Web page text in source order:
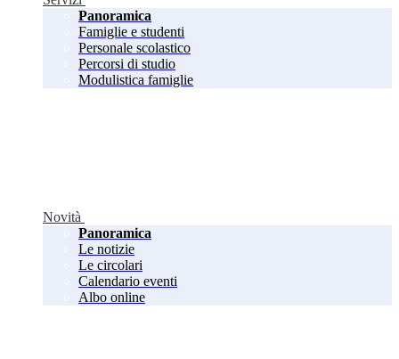
Panoramica
Famiglie e studenti
Personale scolastico
Percorsi di studio
Modulistica famiglie
Novità
Panoramica
Le notizie
Le circolari
Calendario eventi
Albo online